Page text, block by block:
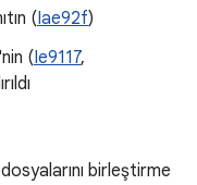
(Iae92f)
(Ie9117,
birleştirme